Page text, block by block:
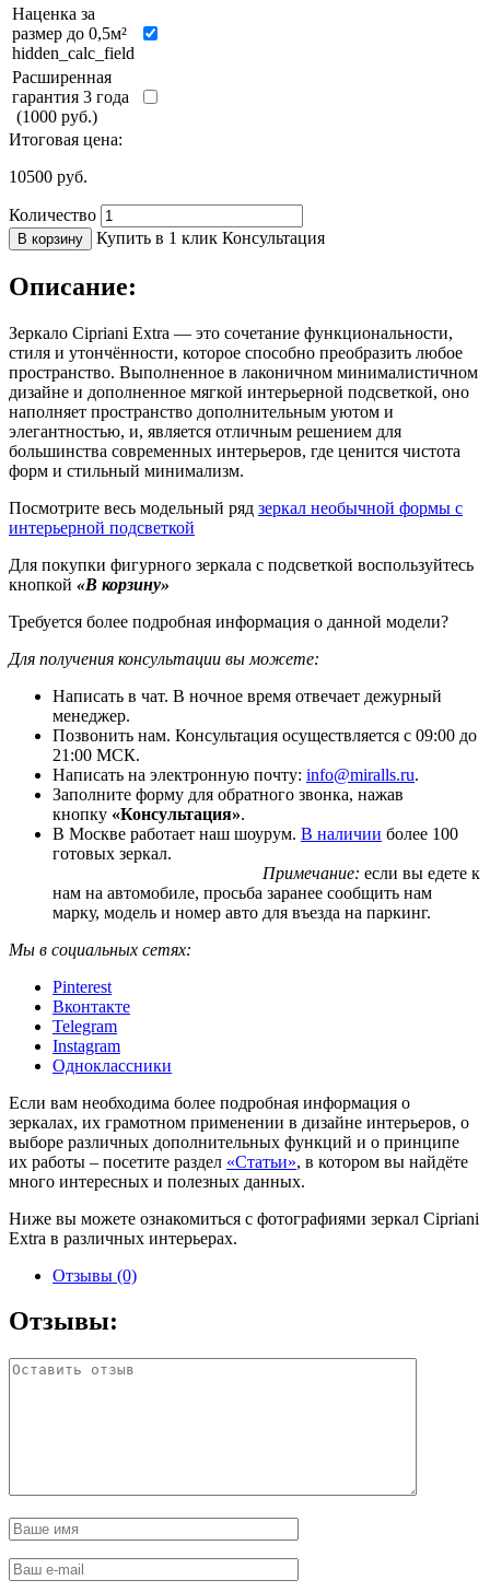
Наценка за
размер до 0,5м²
hidden_calc_field
Расширенная
гарантия 3 года
(1000 руб.)
Итоговая цена:
10500 руб.
Количество
В корзину Купить в 1 клик Консультация
Описание:
Зеркало Cipriani Extra — это сочетание функциональности,
стиля и утончённости, которое способно преобразить любое
пространство. Выполненное в лаконичном минималистичном
дизайне и дополненное мягкой интерьерной подсветкой, оно
наполняет пространство дополнительным уютом и
элегантностью, и, является отличным решением для
большинства современных интерьеров, где ценится чистота
форм и стильный минимализм.
Посмотрите весь модельный ряд зеркал необычной формы с
интерьерной подсветкой
Для покупки фигурного зеркала с подсветкой воспользуйтесь
кнопкой «В корзину»
Требуется более подробная информация о данной модели?
Для получения консультации вы можете:
Написать в чат. В ночное время отвечает дежурный
менеджер.
Позвонить нам. Консультация осуществляется с 09:00 до
21:00 МСК.
Написать на электронную почту: info@miralls.ru.
Заполните форму для обратного звонка, нажав
кнопку «Консультация».
В Москве работает наш шоурум. В наличии более 100
готовых зеркал.
Примечание: если вы едете к
нам на автомобиле, просьба заранее сообщить нам
марку, модель и номер авто для въезда на паркинг.
Мы в социальных сетях:
Pinterest
Вконтакте
Telegram
Instagram
Одноклассники
Если вам необходима более подробная информация о
зеркалах, их грамотном применении в дизайне интерьеров, о
выборе различных дополнительных функций и о принципе
их работы – посетите раздел «Статьи», в котором вы найдёте
много интересных и полезных данных.
Ниже вы можете ознакомиться с фотографиями зеркал Cipriani
Extra в различных интерьерах.
Отзывы (0)
Отзывы: